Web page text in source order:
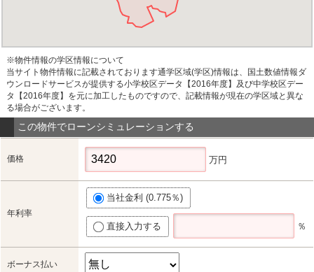
※物件情報の学区情報について
当サイト物件情報に記載されております通学区域(学区)情報は、国土数値情報ダ
ウンロードサービスが提供する小学校区データ【2016年度】及び中学校区デー
タ【2016年度】を元に加工したものですので、記載情報が現在の学区域と異な
る場合がございます。
この物件でローンシミュレーションする
価格 万円
年利率
当社金利 (0.775％)
直接入力する ％
ボーナス払い